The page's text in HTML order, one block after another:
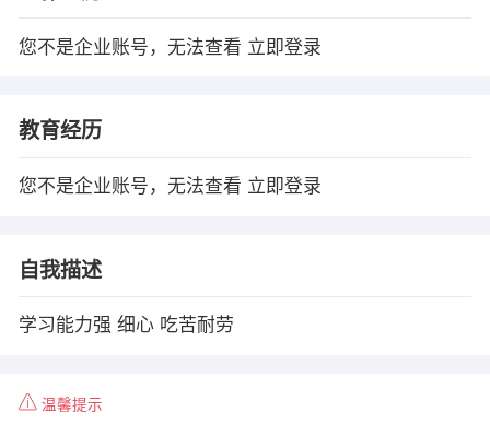
您不是企业账号，无法查看 立即登录
教育经历
您不是企业账号，无法查看 立即登录
自我描述
学习能力强 细心 吃苦耐劳
温馨提示